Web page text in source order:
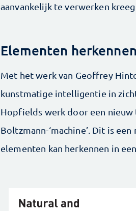
aanvankelijk te verwerken kreeg.
Elementen
Met het werk van Geoffrey
kunstmatige intelligentie in
Hopfields werk door een
Boltzmann-‘machine’. Dit is
elementen kan herkennen in